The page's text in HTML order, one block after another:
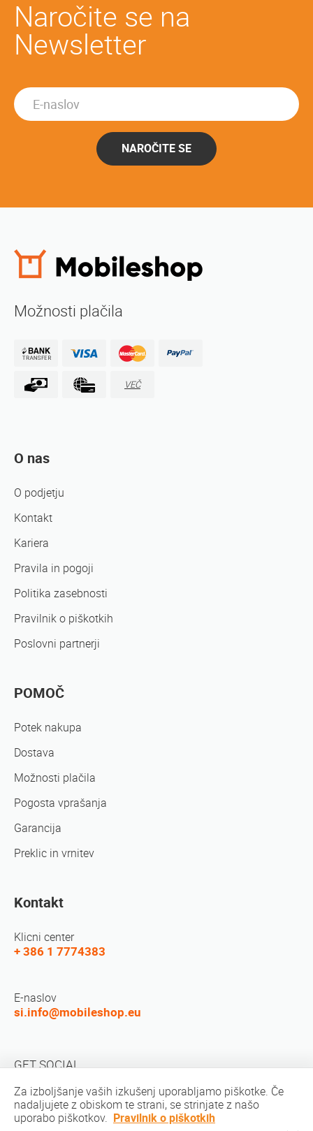
Naročite se na
Newsletter
NAROČITE SE
Možnosti plačila
VEČ
O nas
O podjetju
Kontakt
Kariera
Pravila in pogoji
Politika zasebnosti
Pravilnik o piškotkih
Poslovni partnerji
POMOČ
Potek nakupa
Dostava
Možnosti plačila
Pogosta vprašanja
Garancija
Preklic in vrnitev
Kontakt
Klicni center
+ 386 1 7774383
E-naslov
si.info@mobileshop.eu
GET SOCIAL
Za izboljšanje vaših izkušenj uporabljamo piškotke. Če
nadaljujete z obiskom te strani, se strinjate z našo
uporabo piškotkov. Pravilnik o piškotkih